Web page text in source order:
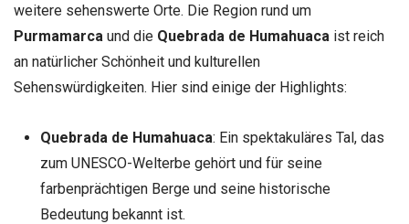
weitere sehenswerte Orte. Die Region rund um
Purmamarca und die Quebrada de Humahuaca ist reich
an natürlicher Schönheit und kulturellen
Sehenswürdigkeiten. Hier sind einige der Highlights:
Quebrada de Humahuaca: Ein spektakuläres Tal, das
zum UNESCO-Welterbe gehört und für seine
farbenprächtigen Berge und seine historische
Bedeutung bekannt ist.